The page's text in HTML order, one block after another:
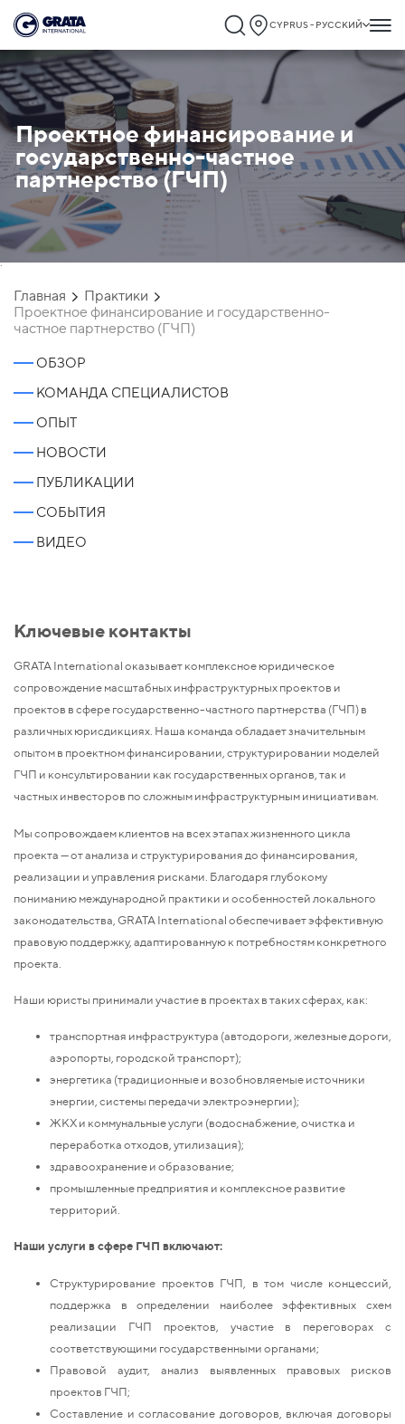
CYPRUS - РУССКИЙ
Проектное финансирование и
государственно-частное
партнерство (ГЧП)
`
Главная
Практики
Проектное финансирование и государственно-
частное партнерство (ГЧП)
ОБЗОР
КОМАНДА СПЕЦИАЛИСТОВ
ОПЫТ
НОВОСТИ
ПУБЛИКАЦИИ
СОБЫТИЯ
ВИДЕО
Ключевые контакты
GRATA International оказывает комплексное юридическое
сопровождение масштабных инфраструктурных проектов и
проектов в сфере государственно-частного партнерства (ГЧП) в
различных юрисдикциях. Наша команда обладает значительным
опытом в проектном финансировании, структурировании моделей
ГЧП и консультировании как государственных органов, так и
частных инвесторов по сложным инфраструктурным инициативам.
Мы сопровождаем клиентов на всех этапах жизненного цикла
проекта — от анализа и структурирования до финансирования,
реализации и управления рисками. Благодаря глубокому
пониманию международной практики и особенностей локального
законодательства, GRATA International обеспечивает эффективную
правовую поддержку, адаптированную к потребностям конкретного
проекта.
Наши юристы принимали участие в проектах в таких сферах, как:
транспортная инфраструктура (автодороги, железные дороги,
аэропорты, городской транспорт);
энергетика (традиционные и возобновляемые источники
энергии, системы передачи электроэнергии);
ЖКХ и коммунальные услуги (водоснабжение, очистка и
переработка отходов, утилизация);
здравоохранение и образование;
промышленные предприятия и комплексное развитие
территорий.
Наши услуги в сфере ГЧП включают:
Структурирование проектов ГЧП, в том числе концессий,
поддержка в определении наиболее эффективных схем
реализации ГЧП проектов, участие в переговорах с
соответствующими государственными органами;
Правовой аудит, анализ выявленных правовых рисков
проектов ГЧП;
Составление и согласование договоров, включая договоры